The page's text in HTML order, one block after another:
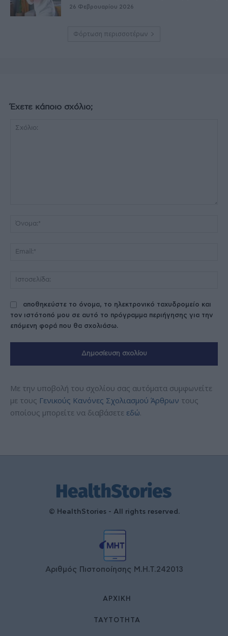
26 Φεβρουαρίου 2026
Φόρτωση περισσοτέρων
Έχετε κάποιο σχόλιο;
αποθηκεύστε το όνομα, το ηλεκτρονικό ταχυδρομείο και
τον ιστότοπό μου σε αυτό το πρόγραμμα περιήγησης για την
επόμενη φορά που θα σχολιάσω.
Με την υποβολή του σχολίου σας αυτόματα συμφωνείτε
με τους Γενικούς Κανόνες Σχολιασμού Άρθρων τους
οποίους μπορείτε να διαβάσετε εδώ.
© HealthStories - All rights reserved.
Αριθμός Πιστοποίησης Μ.Η.Τ.242013
ΑΡΧΙΚΉ
ΤΑΥΤΌΤΗΤΑ